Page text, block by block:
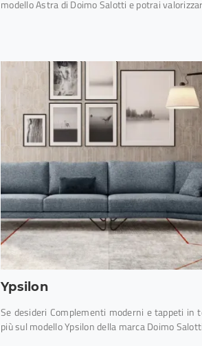
modello Astra di Doimo Salotti e potrai
Ypsilon
Se desideri Complementi moderni e tappeti in
più sul modello Ypsilon della marca Doimo